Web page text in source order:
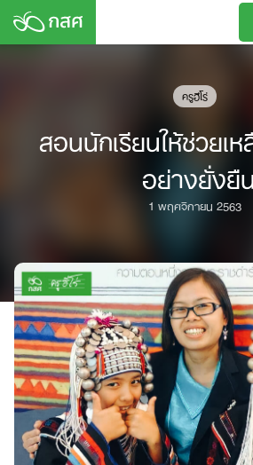
Skip
ครูฮีโร่
สอนนักเรียนให้ช่วยเ
อย่างยั่งยืน
1 พฤศจิกายน 2563